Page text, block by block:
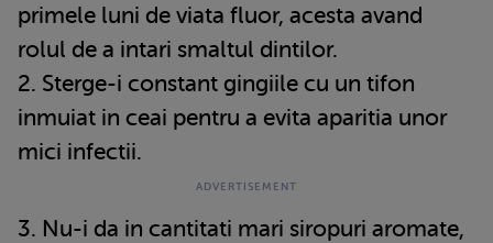
primele luni de viata fluor, acesta avand
rolul de a intari smaltul dintilor.
2. Sterge-i constant gingiile cu un tifon
inmuiat in ceai pentru a evita aparitia unor
mici infectii.
3. Nu-i da in cantitati mari siropuri aromate,